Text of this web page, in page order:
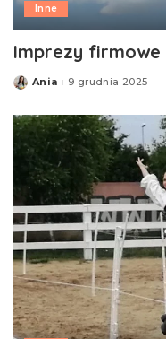
Inne
Imprezy firmowe
Posted
Ania 9 grudnia 2025